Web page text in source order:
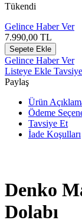
Tükendi
Gelince Haber Ver
7.990,00 TL
Sepete Ekle
Gelince Haber Ver
Listeye Ekle
Paylaş
Ürün
Ödeme
Tavsiye Et
İade Koşulları
Denko
Dolabı